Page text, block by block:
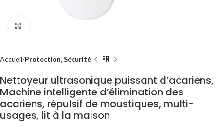
Accueil Protection, Sécurité
Nettoyeur ultrasonique puissant d’acariens,
Machine intelligente d’élimination des
acariens, répulsif de moustiques, multi-
usages, lit à la maison